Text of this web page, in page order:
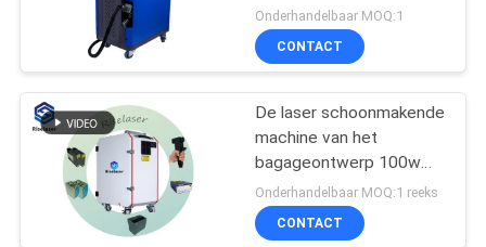
Koelen voor de
Verwijdering van
Roestverven
Onderhandelbaar MOQ:1
CONTACT
De laser schoonmakende
machine van het
bagageontwerp 100w
met het schoonmakende
kanon van 0.5kg
Onderhandelbaar MOQ:1 reeks
CONTACT